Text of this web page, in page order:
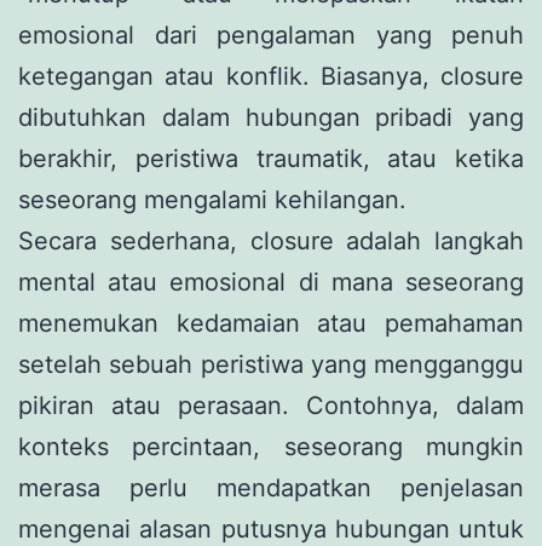
emosional dari pengalaman yang penuh
ketegangan atau konflik. Biasanya, closure
dibutuhkan dalam hubungan pribadi yang
berakhir, peristiwa traumatik, atau ketika
seseorang mengalami kehilangan.
Secara sederhana, closure adalah langkah
mental atau emosional di mana seseorang
menemukan kedamaian atau pemahaman
setelah sebuah peristiwa yang mengganggu
pikiran atau perasaan. Contohnya, dalam
konteks percintaan, seseorang mungkin
merasa perlu mendapatkan penjelasan
mengenai alasan putusnya hubungan untuk